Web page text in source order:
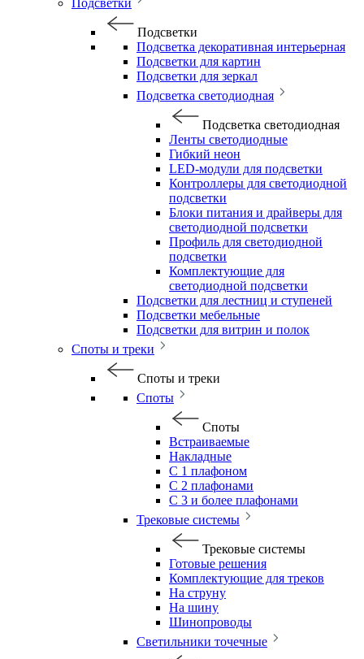
Подсветки
Подсветки
Подсветка декоративная интерьерная
Подсветки для картин
Подсветки для зеркал
Подсветка светодиодная
Подсветка светодиодная
Ленты светодиодные
Гибкий неон
LED-модули для подсветки
Контроллеры для светодиодной
подсветки
Блоки питания и драйверы для
светодиодной подсветки
Профиль для светодиодной
подсветки
Комплектующие для
светодиодной подсветки
Подсветки для лестниц и ступеней
Подсветки мебельные
Подсветки для витрин и полок
Споты и треки
Споты и треки
Споты
Споты
Встраиваемые
Накладные
С 1 плафоном
С 2 плафонами
С 3 и более плафонами
Трековые системы
Трековые системы
Готовые решения
Комплектующие для треков
На струну
На шину
Шинопроводы
Светильники точечные